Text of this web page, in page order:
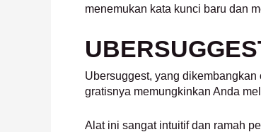
menemukan kata kunci baru dan
Ubersuggest, yang
gratisnya memungkinkan Anda
Alat ini sangat intuitif dan ramah